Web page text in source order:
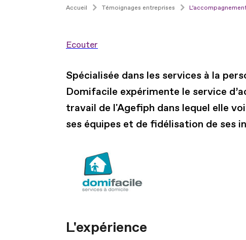
Accueil Témoignages entreprises
Ecouter
Spécialisée dans les services à la
Domifacile expérimente le service
travail de l'Agefiph dans lequel elle
ses équipes et de fidélisation de ses
L'expérience